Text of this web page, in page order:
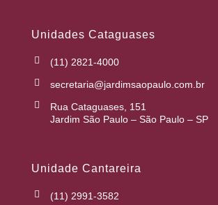
Unidades Cataguases
(11) 2821-4000
secretaria@jardimsaopaulo.com.br
Rua Cataguases, 151
Jardim São Paulo – São Paulo – SP
Unidade Cantareira
(11) 2991-3582